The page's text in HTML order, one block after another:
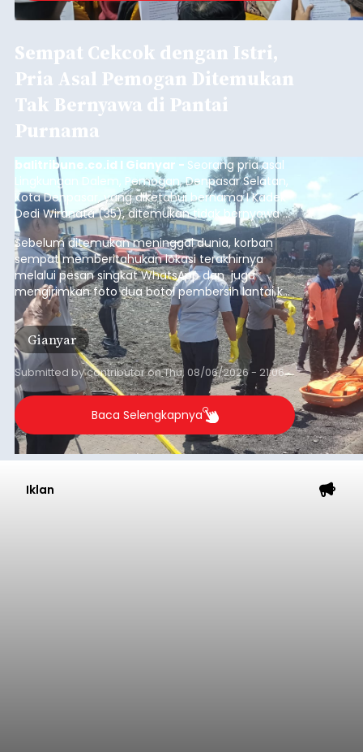
Sempat Cekcok dengan Istri,
Pria Asal Pemogan Ditemukan
Tak Bernyawa di Pantai
Purnama
balitribune.co.id I Gianyar - Seorang pria asal
Lingkungan Dalem, Pemogan, Denpasar Selatan,
Kota Denpasar, yang diketahui bernama I Kadek
Dedi Wiranata (35), ditemukan tidak bernyawa di
pesisir Pantai Purnama, Sukawati.
Sebelum ditemukan meninggal dunia, korban
sempat memberitahukan lokasi terakhirnya
melalui pesan singkat WhatsApp dan juga
mengirimkan foto dua botol pembersih lantai ke
istrinya.
Gianyar
Submitted bycontributoronThu, 08/06/2026 - 21:06
Baca Selengkapnya
Iklan